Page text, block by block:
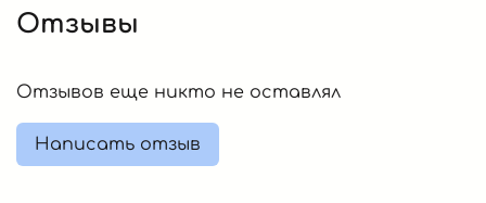
Отзывы
Отзывов еще никто не оставлял
Написать отзыв